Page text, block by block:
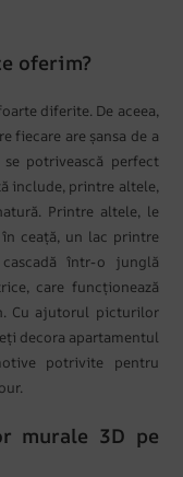
oferim?
diferite. De aceea,
fiecare are șansa de a
potrivească perfect
include, printre altele,
Printre altele, le
ceață, un lac printre
într-o junglă
care funcționează
Cu ajutorul picturilor
decora apartamentul
potrivite pentru
murale 3D pe